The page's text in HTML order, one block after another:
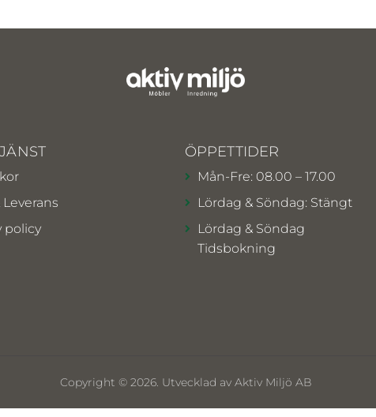
Leverans
policy
ÖPPETTIDER
Mån-Fre: 08.00 – 17.00
Lördag & Söndag: Stängt
Lördag & Söndag
Tidsbokning
Copyright © 2026. Utvecklad av Aktiv Miljö AB